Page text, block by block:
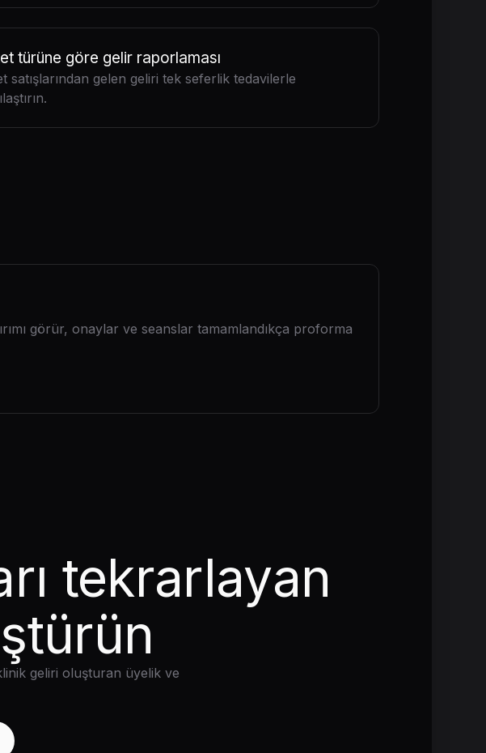
türüne göre gelir raporlaması
satışlarından gelen geliri tek seferlik tedavilerle
görür, onaylar ve seanslar tamamlandıkça proforma
tekrarlayan
geliri oluşturan üyelik ve